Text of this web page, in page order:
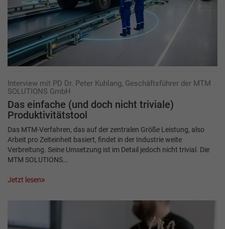
Interview mit PD Dr. Peter Kuhlang, Geschäftsführer der MTM
SOLUTIONS GmbH
Das einfache (und doch nicht triviale)
Produktivitätstool
Das MTM-Verfahren, das auf der zentralen Größe Leistung, also
Arbeit pro Zeiteinheit basiert, findet in der Industrie weite
Verbreitung. Seine Umsetzung ist im Detail jedoch nicht trivial. Die
MTM SOLUTIONS…
Jetzt lesen